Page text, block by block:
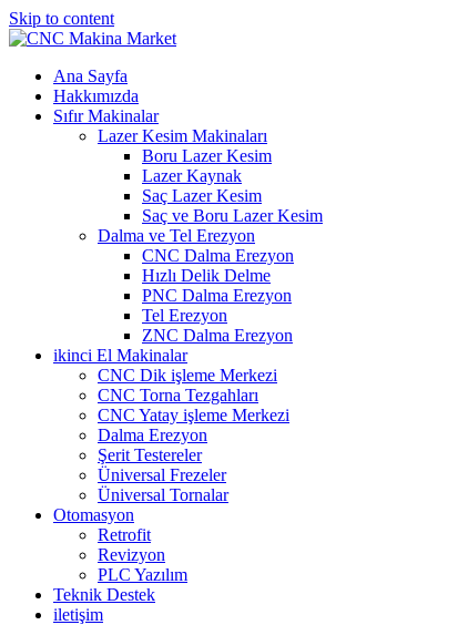
Skip to content
Ana Sayfa
Hakkımızda
Sıfır Makinalar
Lazer Kesim Makinaları
Boru Lazer Kesim
Lazer Kaynak
Saç Lazer Kesim
Saç ve Boru Lazer Kesim
Dalma ve Tel Erezyon
CNC Dalma Erezyon
Hızlı Delik Delme
PNC Dalma Erezyon
Tel Erezyon
ZNC Dalma Erezyon
ikinci El Makinalar
CNC Dik işleme Merkezi
CNC Torna Tezgahları
CNC Yatay işleme Merkezi
Dalma Erezyon
Şerit Testereler
Üniversal Frezeler
Üniversal Tornalar
Otomasyon
Retrofit
Revizyon
PLC Yazılım
Teknik Destek
iletişim